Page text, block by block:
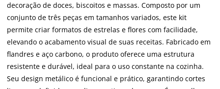
decoração de doces, biscoitos e massas. Composto por um
conjunto de três peças em tamanhos variados, este kit
permite criar formatos de estrelas e flores com facilidade,
elevando o acabamento visual de suas receitas. Fabricado em
flandres e aço carbono, o produto oferece uma estrutura
resistente e durável, ideal para o uso constante na cozinha.
Seu design metálico é funcional e prático, garantindo cortes